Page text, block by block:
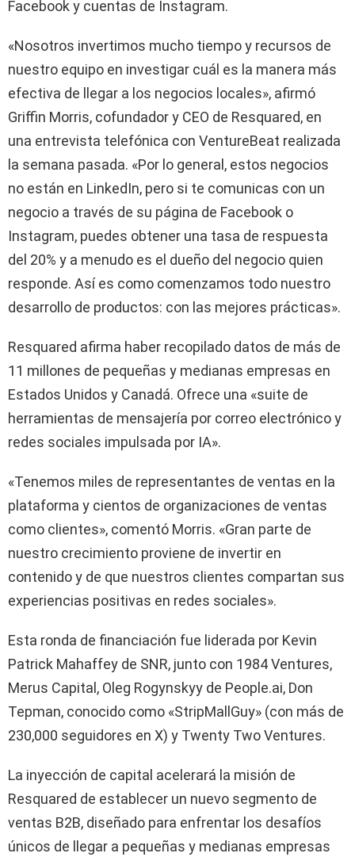
Facebook y cuentas de Instagram.
«Nosotros invertimos mucho tiempo y recursos de
nuestro equipo en investigar cuál es la manera más
efectiva de llegar a los negocios locales», afirmó
Griffin Morris, cofundador y CEO de Resquared, en
una entrevista telefónica con VentureBeat realizada
la semana pasada. «Por lo general, estos negocios
no están en LinkedIn, pero si te comunicas con un
negocio a través de su página de Facebook o
Instagram, puedes obtener una tasa de respuesta
del 20% y a menudo es el dueño del negocio quien
responde. Así es como comenzamos todo nuestro
desarrollo de productos: con las mejores prácticas».
Resquared afirma haber recopilado datos de más de
11 millones de pequeñas y medianas empresas en
Estados Unidos y Canadá. Ofrece una «suite de
herramientas de mensajería por correo electrónico y
redes sociales impulsada por IA».
«Tenemos miles de representantes de ventas en la
plataforma y cientos de organizaciones de ventas
como clientes», comentó Morris. «Gran parte de
nuestro crecimiento proviene de invertir en
contenido y de que nuestros clientes compartan sus
experiencias positivas en redes sociales».
Esta ronda de financiación fue liderada por Kevin
Patrick Mahaffey de SNR, junto con 1984 Ventures,
Merus Capital, Oleg Rogynskyy de People.ai, Don
Tepman, conocido como «StripMallGuy» (con más de
230,000 seguidores en X) y Twenty Two Ventures.
La inyección de capital acelerará la misión de
Resquared de establecer un nuevo segmento de
ventas B2B, diseñado para enfrentar los desafíos
únicos de llegar a pequeñas y medianas empresas